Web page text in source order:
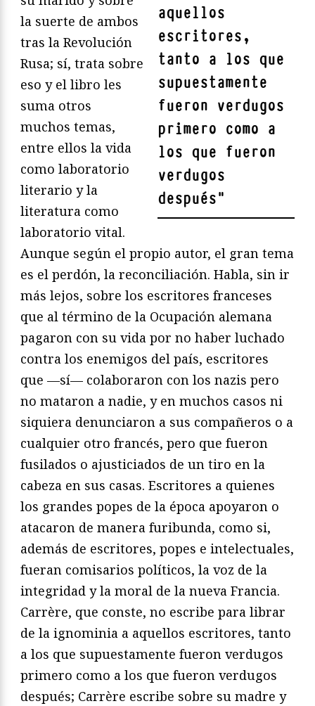
aquellos
escritores,
tanto a los que
supuestamente
fueron verdugos
primero como a
los que fueron
verdugos
después"
la suerte de ambos
tras la Revolución
Rusa; sí, trata sobre
eso y el libro les
suma otros
muchos temas,
entre ellos la vida
como laboratorio
literario y la
literatura como
laboratorio vital.
Aunque según el propio autor, el gran tema
es el perdón, la reconciliación. Habla, sin ir
más lejos, sobre los escritores franceses
que al término de la Ocupación alemana
pagaron con su vida por no haber luchado
contra los enemigos del país, escritores
que —sí— colaboraron con los nazis pero
no mataron a nadie, y en muchos casos ni
siquiera denunciaron a sus compañeros o a
cualquier otro francés, pero que fueron
fusilados o ajusticiados de un tiro en la
cabeza en sus casas. Escritores a quienes
los grandes popes de la época apoyaron o
atacaron de manera furibunda, como si,
además de escritores, popes e intelectuales,
fueran comisarios políticos, la voz de la
integridad y la moral de la nueva Francia.
Carrère, que conste, no escribe para librar
de la ignominia a aquellos escritores, tanto
a los que supuestamente fueron verdugos
primero como a los que fueron verdugos
después; Carrère escribe sobre su madre y